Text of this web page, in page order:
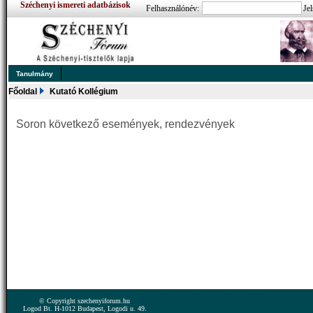
Széchenyi ismereti adatbázisok Felhasználónév:
Tanulmány
Főoldal Kutató Kollégium
Soron következő események, rendezvények
© Copyright szechenyiforum.hu
Logod Bt. H-1012 Budapest, Logodi u. 49.